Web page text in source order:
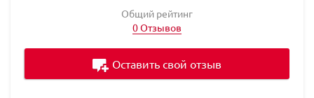
Общий рейтинг
0 Отзывов
Оставить свой отзыв